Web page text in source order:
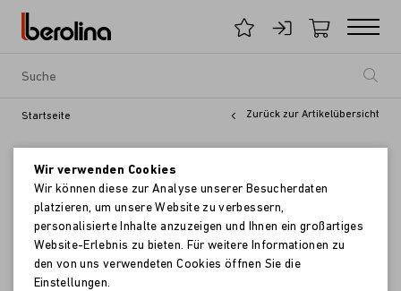
Startseite Zurück zur Artikelübersicht
Wir verwenden Cookies
Wir können diese zur Analyse unserer Besucherdaten
platzieren, um unsere Website zu verbessern,
personalisierte Inhalte anzuzeigen und Ihnen ein großartiges
Website-Erlebnis zu bieten. Für weitere Informationen zu
den von uns verwendeten Cookies öffnen Sie die
Einstellungen.